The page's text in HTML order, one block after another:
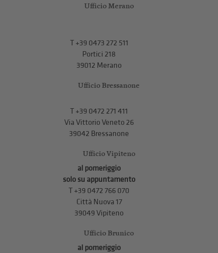
Ufficio Merano
T+39 0473 272 511
Portici 218
39012 Merano
Ufficio Bressanone
T +39 0472 271 411
Via Vittorio Veneto 26
39042 Bressanone
Ufficio Vipiteno
al pomeriggio
solo su appuntamento
T +39 0472 766 070
Città Nuova 17
39049 Vipiteno
Ufficio Brunico
al pomeriggio